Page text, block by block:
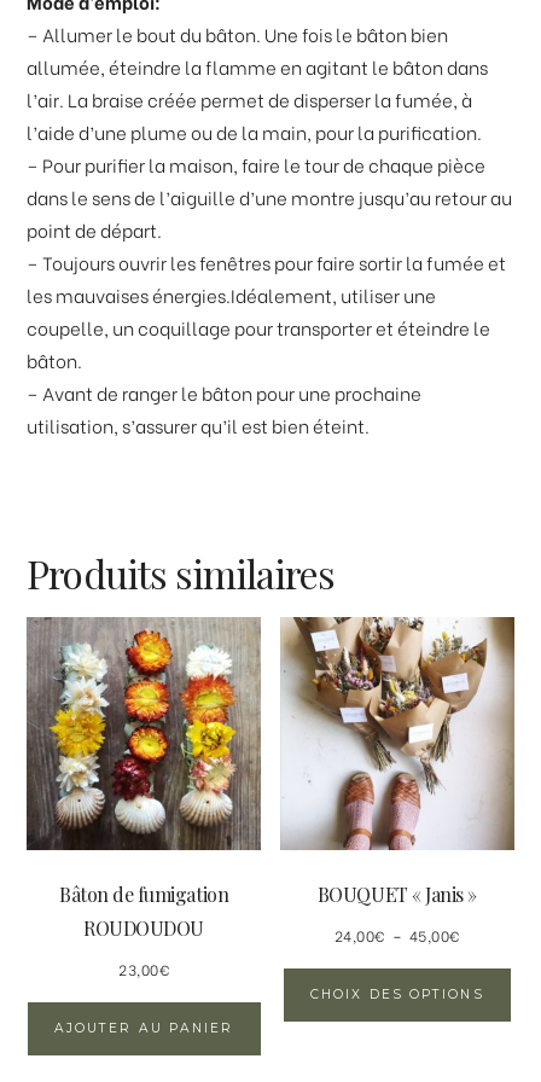
– Allumer le bout du bâton. Une fois le bâton bien
allumée, éteindre la flamme en agitant le bâton dans
l’air. La braise créée permet de disperser la fumée, à
l’aide d’une plume ou de la main, pour la purification.
– Pour purifier la maison, faire le tour de chaque pièce
dans le sens de l’aiguille d’une montre jusqu’au retour au
point de départ.
– Toujours ouvrir les fenêtres pour faire sortir la fumée et
les mauvaises énergies.Idéalement, utiliser une
coupelle, un coquillage pour transporter et éteindre le
bâton.
– Avant de ranger le bâton pour une prochaine
utilisation, s’assurer qu’il est bien éteint.
Produits similaires
Bâton de fumigation
ROUDOUDOU
23,00€
AJOUTER AU PANIER
BOUQUET « Janis »
24,00€ – 45,00€Plage
prix :
CHOIX DES OPTIONS
Ce